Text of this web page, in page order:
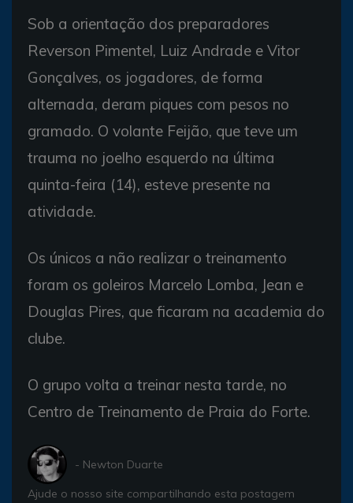
Sob a orientação dos preparadores
Reverson Pimentel, Luiz Andrade e Vitor
Gonçalves, os jogadores, de forma
alternada, deram piques com pesos no
gramado. O volante Feijão, que teve um
trauma no joelho esquerdo na última
quinta-feira (14), esteve presente na
atividade.
Os únicos a não realizar o treinamento
foram os goleiros Marcelo Lomba, Jean e
Douglas Pires, que ficaram na academia do
clube.
O grupo volta a treinar nesta tarde, no
Centro de Treinamento de Praia do Forte.
- Newton Duarte
Ajude o nosso site compartilhando esta postagem